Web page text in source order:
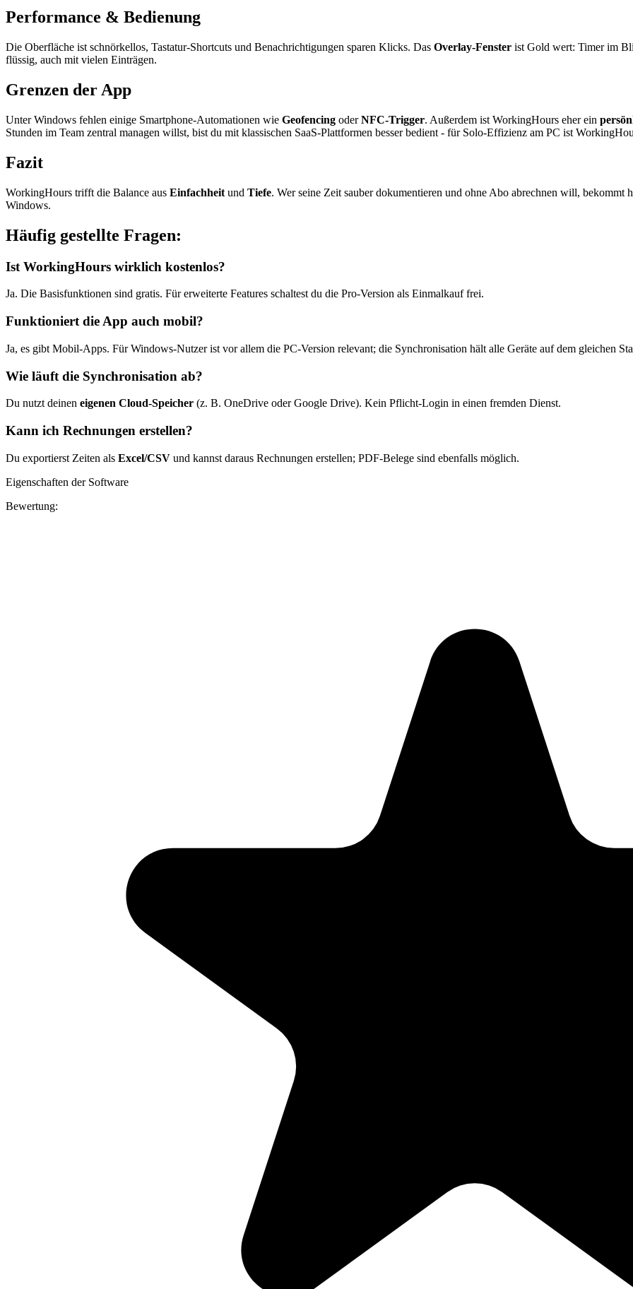
Performance & Bedienung
Die Oberfläche ist schnörkellos, Tastatur-Shortcuts und Benachrichtigungen sparen Klicks. Das Overlay-Fenster ist Gold wert: Timer im
flüssig, auch mit vielen Einträgen.
Grenzen der App
Unter Windows fehlen einige Smartphone-Automationen wie Geofencing oderNFC-Trigger. Außerdem ist WorkingHours eher ein
Stunden im Team zentral managen willst, bist du mit klassischen SaaS-Plattformen besser bedient - für Solo-Effizienz am PC ist
Fazit
WorkingHours trifft die Balance aus Einfachheit und Tiefe. Wer seine Zeit sauber dokumentieren und ohne Abo abrechnen will,
Windows.
Häufig gestellte Fragen:
Ist WorkingHours wirklich kostenlos?
Ja. Die Basisfunktionen sind gratis. Für erweiterte Features schaltest du die Pro-Version als Einmalkauf frei.
Funktioniert die App auch mobil?
Ja, es gibt Mobil-Apps. Für Windows-Nutzer ist vor allem die PC-Version relevant; die Synchronisation hält alle Geräte auf dem gleichen
Wie läuft die Synchronisation ab?
Du nutzt deinen eigenen Cloud-Speicher (z. B. OneDrive oder Google Drive). Kein Pflicht-Login in einen fremden Dienst.
Kann ich Rechnungen erstellen?
Du exportierst Zeiten als Excel/CSV und kannst daraus Rechnungen erstellen; PDF-Belege sind ebenfalls möglich.
Eigenschaften der Software
Bewertung: